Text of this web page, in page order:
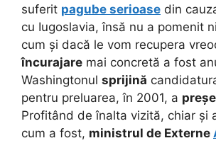
suferit pagube serioase din
cu Iugoslavia, însă nu a pomenit
cum și dacă le vom recupera
încurajare mai concretă a fost
Washingtonul sprijină
pentru preluarea, în 2001, a
Profitând de înalta vizită, chiar și
cum a fost, ministrul de Externe